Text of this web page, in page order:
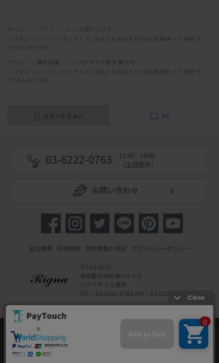
ホーム ソファ
2・3人掛けソファ
コモリ ソファ(ベンチ) (サイズ / 背もたれの向き3P [RB] 樹種オーク 張地ラン
クMS LEATHER)
ホーム
展示店舗
リグナテラス東京 展示中
コモリ ソファ(ベンチ) (サイズ / 背もたれの向き3P [RB] 樹種オーク 張地ラン
クMS LEATHER)
スマートフォン PC
03-6222-0763
11:00 - 18:00
（土日定休）
お問い合わせ
会社概要 利用規約 特定商取引表記 プライバシーポリシー
〒104-0033
東京都中央区新川1-9-3
リグナテラス東京
TEL：03-6222-0763 FAX：03-6222-0762
Powered by Watahan Partners Co., Ltd.
当ウェブサイトでは、お客様により良いサービス
をご提供するため、クッキーを利用しています。
サイト利用を継続することにより、クッキーの使
同意する